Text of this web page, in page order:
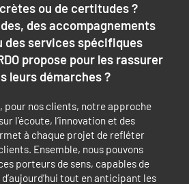
ou de certitudes ?
des accompagnements
des services spécifiques
propose pour les rassurer
leurs démarches ?
pour nos clients, notre approche
l’écoute, l’innovation et des
à chaque projet de refléter
Ensemble, nous pouvons
porteurs de sens, capables de
tout en anticipant les